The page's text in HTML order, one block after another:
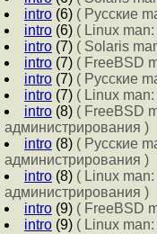
intro (6) ( Русские
intro (6) ( Linux
intro (7) ( Solaris
intro (7) ( FreeBSD
intro (7) ( Русские
intro (7) ( Linux
intro (8) ( FreeBSD
администрирования )
intro (8) ( Русские
администрирования )
intro (8) ( Linux
администрирования )
intro (9) ( FreeBSD
intro (9) ( Linux